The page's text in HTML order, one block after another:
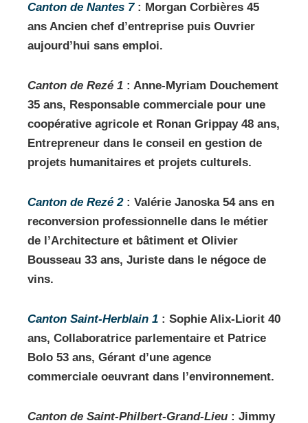
Canton de Nantes 7: Morgan Corbières 45
ans Ancien chef d’entreprise puis Ouvrier
aujourd’hui sans emploi.
Canton de Rezé 1 : Anne-Myriam Douchement
35 ans, Responsable commerciale pour une
coopérative agricole et Ronan Grippay 48 ans,
Entrepreneur dans le conseil en gestion de
projets humanitaires et projets culturels.
Canton de Rezé 2 : Valérie Janoska 54 ans en
reconversion professionnelle dans le métier
de l’Architecture et bâtiment et Olivier
Bousseau 33 ans, Juriste dans le négoce de
vins.
Canton Saint-Herblain 1 : Sophie Alix-Liorit 40
ans, Collaboratrice parlementaire et Patrice
Bolo 53 ans, Gérant d’une agence
commerciale oeuvrant dans l’environnement.
Canton de Saint-Philbert-Grand-Lieu : Jimmy